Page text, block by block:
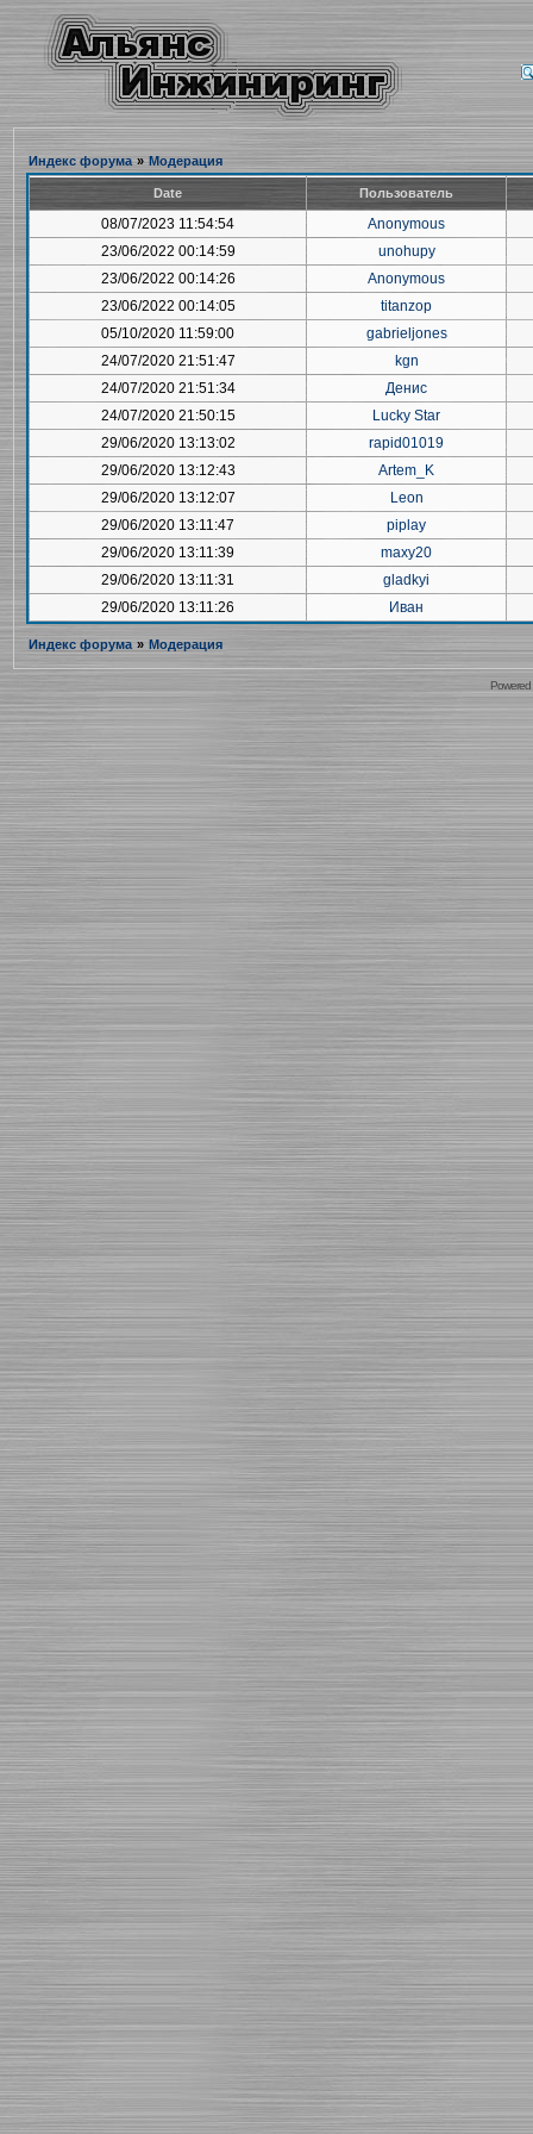
Индекс форума » Модерация
Date Пользователь
08/07/2023 11:54:54
Anonymous
23/06/2022 00:14:59
unohupy
23/06/2022 00:14:26
Anonymous
23/06/2022 00:14:05
titanzop
05/10/2020 11:59:00
gabrieljones
24/07/2020 21:51:47
kgn
24/07/2020 21:51:34
Денис
24/07/2020 21:50:15
Lucky Star
29/06/2020 13:13:02
rapid01019
29/06/2020 13:12:43
Artem_K
29/06/2020 13:12:07
Leon
29/06/2020 13:11:47
piplay
29/06/2020 13:11:39
maxy20
29/06/2020 13:11:31
gladkyi
29/06/2020 13:11:26
Иван
Индекс форума » Модерация